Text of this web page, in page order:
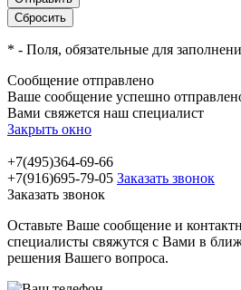
* - Поля, обязательные для
Сообщение отправлено
Ваше сообщение успешно
Вами свяжется наш специалист
Закрыть окно
+7(495)364-69-66
+7(916)695-79-05 Заказать звонок
Заказать звонок
Оставьте Ваше сообщение и
специалисты свяжутся с Вами в
решения Вашего вопроса.